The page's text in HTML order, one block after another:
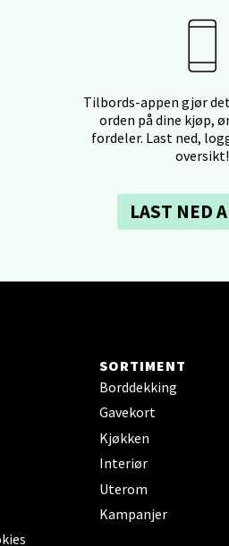
Tilbords-appen gjør
orden på dine kjøp,
fordeler. Last ned,
oversikt!
LAST NED
SORTIMENT
Borddekking
Gavekort
Kjøkken
Interiør
Uterom
Kampanjer
- Thon Senter Sartor
12, 5353 Straume
- Sirkus Shopping
Senter Ski
Jernbanesvingen 6, 1400 Ski